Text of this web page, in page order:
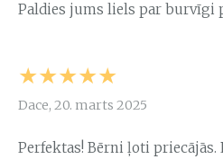
Paldies jums liels par burvīgi
★★★★★
Dace, 20. marts 2025
Perfektas! Bērni ļoti priecājās.